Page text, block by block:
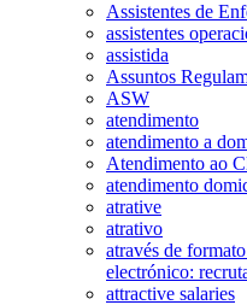
Assistentes de
assistentes
assistida
Assuntos
ASW
atendimento
atendimento a
Atendimento ao
atendimento
atrative
atrativo
através de
electrónico:
attractive salaries